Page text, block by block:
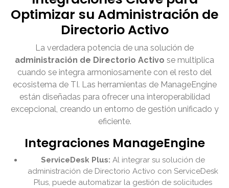
Optimizar su Administración de
Directorio Activo
La verdadera potencia de una solución de
administración de Directorio Activo se multiplica
cuando se integra armoniosamente con el resto del
ecosistema de TI. Las herramientas de ManageEngine
están diseñadas para ofrecer una interoperabilidad
excepcional, creando un entorno de gestión unificado y
eficiente.
Integraciones ManageEngine
ServiceDesk Plus: Al integrar su solución de
administración de Directorio Activo con ServiceDesk
Plus, puede automatizar la gestión de solicitudes